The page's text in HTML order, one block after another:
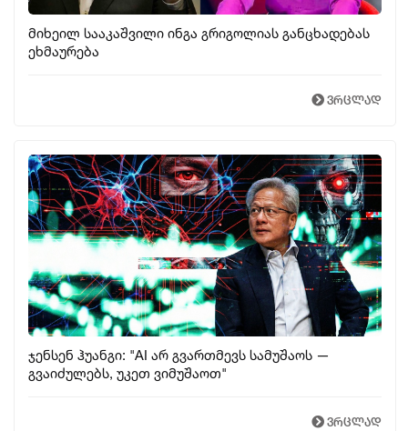
მიხეილ სააკაშვილი ინგა გრიგოლიას განცხადებას
ეხმაურება
ვრცლად
ჯენსენ ჰუანგი: "AI არ გვართმევს სამუშაოს —
გვაიძულებს, უკეთ ვიმუშაოთ"
ვრცლად